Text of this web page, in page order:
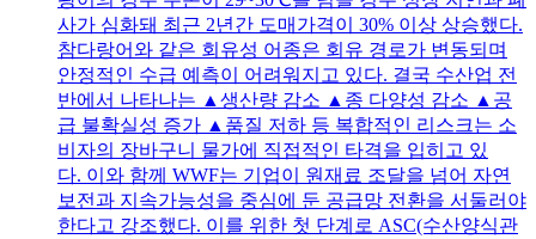
사가 심화돼 최근 2년간 도매가격이 30% 이상 상승했다.
참다랑어와 같은 회유성 어종은 회유 경로가 변동되며
안정적인 수급 예측이 어려워지고 있다. 결국 수산업 전
반에서 나타나는 ▲생산량 감소 ▲종 다양성 감소 ▲공
급 불확실성 증가 ▲품질 저하 등 복합적인 리스크는 소
비자의 장바구니 물가에 직접적인 타격을 입히고 있
다. 이와 함께 WWF는 기업이 원재료 조달을 넘어 자연
보전과 지속가능성을 중심에 둔 공급망 전환을 서둘러야
한다고 강조했다. 이를 위한 첫 단계로 ASC(수산양식관